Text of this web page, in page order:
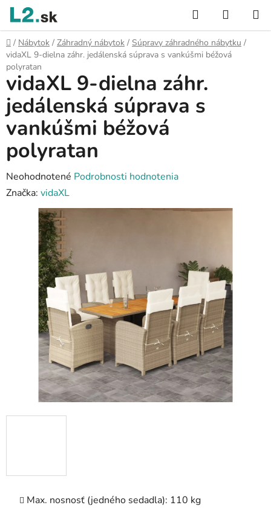
Prejsť
obsah
Hľadať
KOŠÍK
Domov
/ Nábytok / Záhradný nábytok / Súpravy záhradného nábytku /
vidaXL 9-dielna záhr. jedálenská súprava s vankúšmi béžová
polyratan
Max. nosnosť (jedného sedadla): 110 kg
vidaXL 9-dielna záhr.
jedálenská súprava s
vankúšmi béžová
polyratan
Priemerné
hodnotenie
produktu
hviezdičiek.
Neohodnotené Podrobnosti hodnotenia
Značka: vidaXL